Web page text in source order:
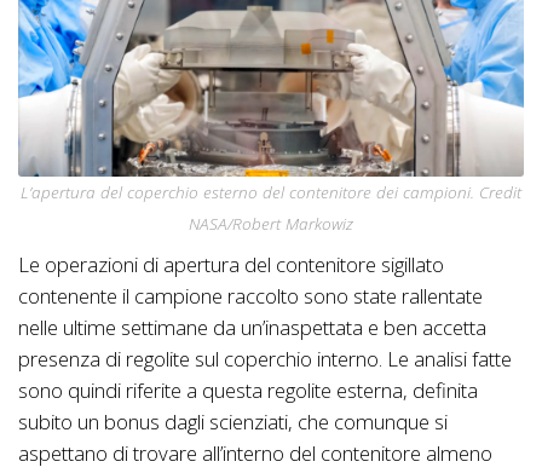
L’apertura del coperchio esterno del contenitore dei campioni. Credit
NASA/Robert Markowiz
Le operazioni di apertura del contenitore sigillato
contenente il campione raccolto sono state rallentate
nelle ultime settimane da un’inaspettata e ben accetta
presenza di regolite sul coperchio interno. Le analisi fatte
sono quindi riferite a questa regolite esterna, definita
subito un bonus dagli scienziati, che comunque si
aspettano di trovare all’interno del contenitore almeno